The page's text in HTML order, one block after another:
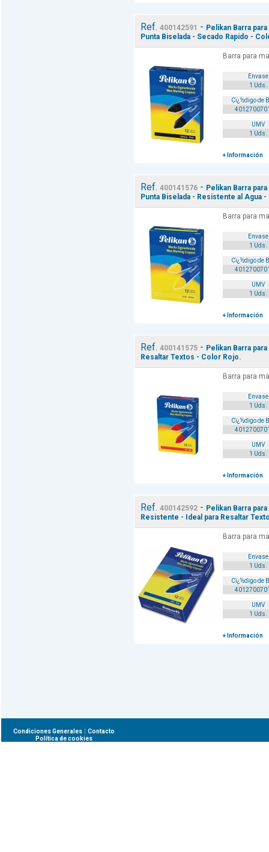
Ref. 400142591 - Pelikan Barra
Punta Biselada - Secado Rapido -
Barra para
Envase
1 Uds.
Cï¿½digo de
UMV
1 Uds.
+ Información
Ref. 400141576- Pelikan Barra
Punta Biselada - Resistente al Agua
Barra para
Envase
1 Uds.
Cï¿½digo de
UMV
1 Uds.
+ Información
Ref. 400141575- Pelikan Barra
Resaltar Textos - Color Rojo.
Barra para
Envase
1 Uds.
Cï¿½digo de
UMV
1 Uds.
+ Información
Ref. 400142592- Pelikan Barra
Resistente - Ideal para Resaltar
Barra para
Envase
1 Uds.
Cï¿½digo de
UMV
1 Uds.
+ Información
Condiciones Generales| Contacto
Política de cookies